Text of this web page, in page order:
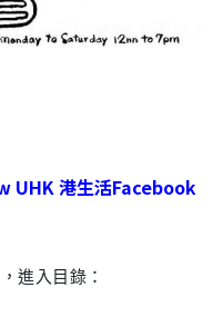
UHK 港生活Facebook
進入目錄：